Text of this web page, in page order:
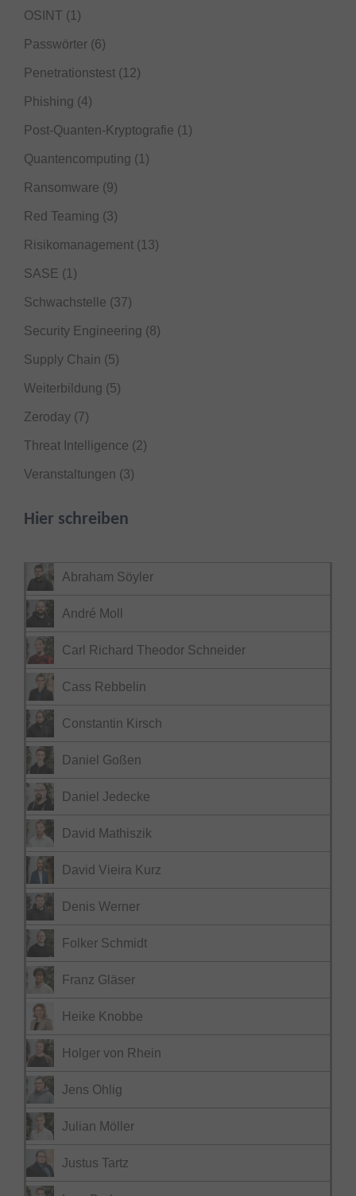
OSINT (1)
Passwörter (6)
Penetrationstest (12)
Phishing (4)
Post-Quanten-Kryptografie (1)
Quantencomputing (1)
Ransomware (9)
Red Teaming (3)
Risikomanagement (13)
SASE (1)
Schwachstelle (37)
Security Engineering (8)
Supply Chain (5)
Weiterbildung (5)
Zeroday (7)
Threat Intelligence (2)
Veranstaltungen (3)
Hier schreiben
Abraham Söyler
André Moll
Carl Richard Theodor Schneider
Cass Rebbelin
Constantin Kirsch
Daniel Goßen
Daniel Jedecke
David Mathiszik
David Vieira Kurz
Denis Werner
Folker Schmidt
Franz Gläser
Heike Knobbe
Holger von Rhein
Jens Ohlig
Julian Möller
Justus Tartz